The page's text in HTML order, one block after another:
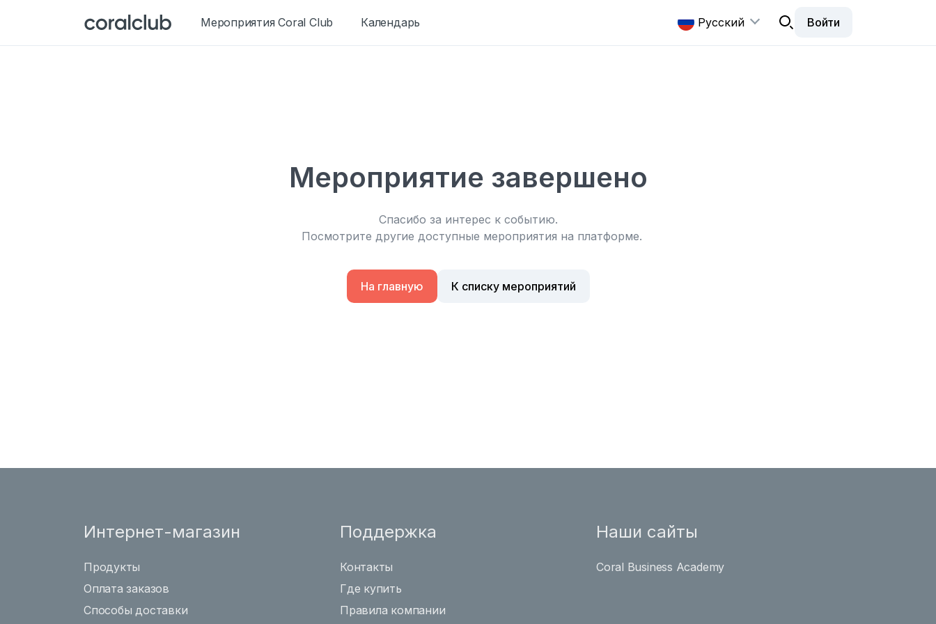
Мероприятия Coral Club Календарь Русский Войти
Мероприятие завершено
Спасибо за интерес к событию.
Посмотрите другие доступные мероприятия на платформе.
На главную К списку мероприятий
Интернет-магазин
Продукты
Оплата заказов
Способы доставки
Поддержка
Контакты
Где купить
Правила компании
Наши сайты
Coral Business Academy